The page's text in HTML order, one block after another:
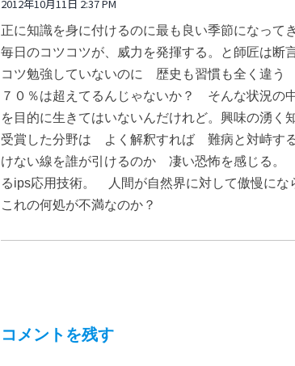
2012年10月11日 2:37 PM
正に知識を身に付けるのに最も良い季節になってき
毎日のコツコツが、威力を発揮する。と師匠は
コツ勉強していないのに 歴史も習慣も全く違
７０％は超えてるんじゃないか？ そんな状況
を目的に生きてはいないんだけれど。興味の湧
受賞した分野は よく解釈すれば 難病と対峙す
けない線を誰が引けるのか 凄い恐怖を感じる
るips応用技術。 人間が自然界に対して傲慢
これの何処が不満なのか？
コメントを残す